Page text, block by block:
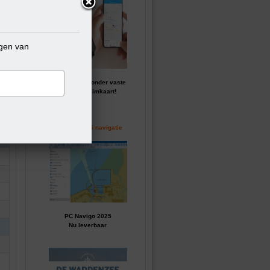
GPS tracker zonder vaste
kosten of simkaart!
Perfecte GPS navigatie
PC Navigo 2025
Nu leverbaar
van